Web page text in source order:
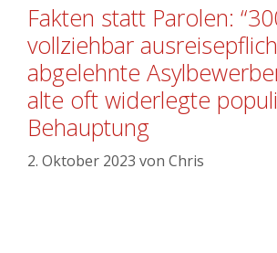
Fakten statt Parolen:
vollziehbar
abgelehnte
alte oft widerlegte
Behauptung
2. Oktober 2023 von Chris